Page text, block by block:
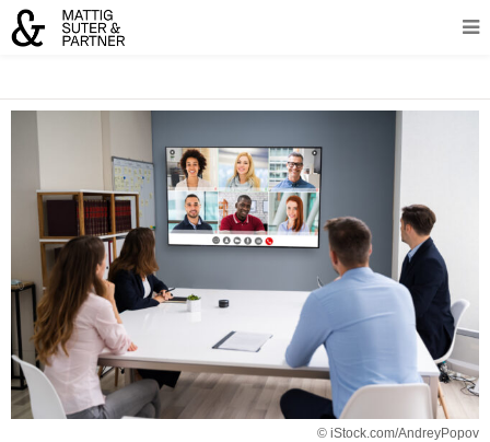
© iStock.com/AndreyPopov